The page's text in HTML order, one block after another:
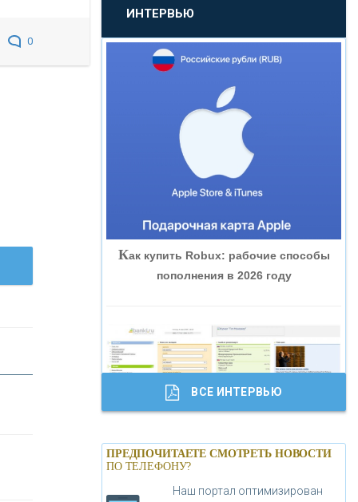
0
«ПРОМСВЯЗЬБАНК»
«НОВИКОМБАНК»
«СМП БАНК»
«ВНЕШПРОМБАНК»
«БАНК ГЛОБЭКС»
«ТРАСТ»
«ГАЗПРОМБАНК»
«МОСКОВСКИЙ КРЕДИТНЫЙ
БАНК»
ИНТЕРВЬЮ
Как купить Robux: рабочие способы
пополнения в 2026 году
Банки.ру обновил логотип впервые за
19 лет - «Лента новостей»
ВСЕ ИНТЕРВЬЮ
ПРЕДПОЧИТАЕТЕ СМОТРЕТЬ НОВОСТИ
ПО ТЕЛЕФОНУ?
Наш портал оптимизирован